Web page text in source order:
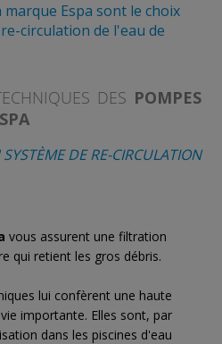
marque Espa sont le choix
circulation de l'eau de
DES POMPES
DE RE-CIRCULATION
vous assurent une filtration
qui retient les gros débris.
lui confèrent une haute
importante. Elles sont, par
dans les piscines d'eau